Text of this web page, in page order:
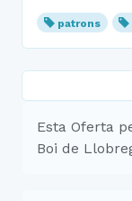
patrons
Esta Oferta
Boi de